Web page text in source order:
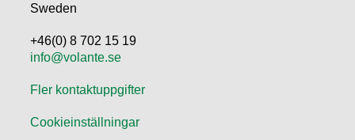
Sweden
+46(0) 8 702 15 19
info@volante.se
Fler kontaktuppgifter
Cookieinställningar